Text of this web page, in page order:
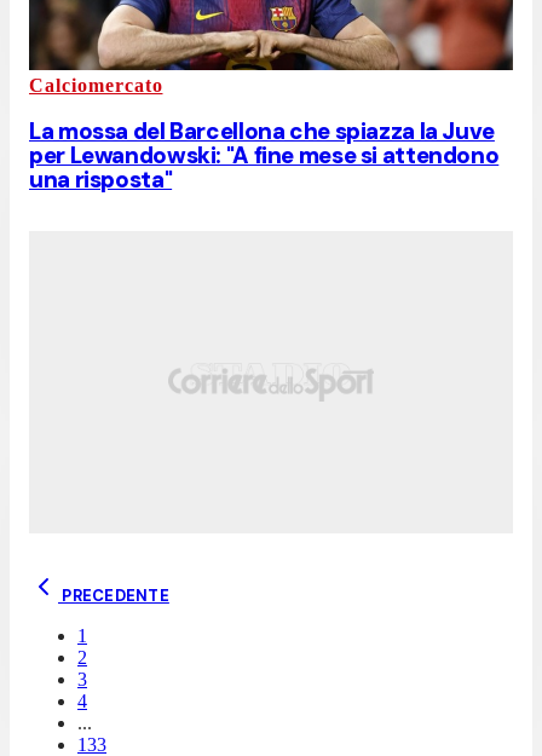
Calciomercato
La mossa del Barcellona che spiazza la Juve
per Lewandowski: "A fine mese si attendono
una risposta"
PRECEDENTE
1
2
3
4
...
133